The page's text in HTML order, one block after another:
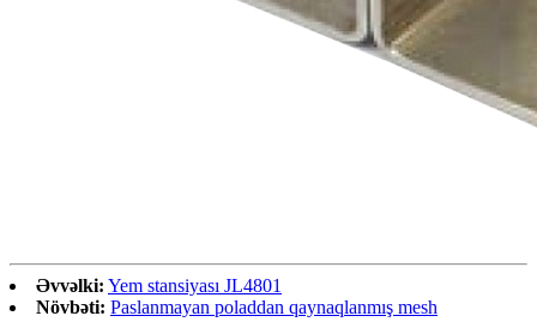
Əvvəlki: Yem stansiyası JL4801
Növbəti: Paslanmayan poladdan qaynaqlanmış mesh